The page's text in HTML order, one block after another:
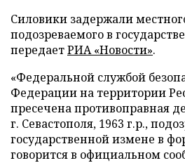
Силовики задержали
подозреваемого в
передаетРИА «Новости».
«Федеральной службой
Федерации на территории
пресечена противоправная
г. Севастополя, 1963 г.р.,
государственной измене в
говорится в официальном